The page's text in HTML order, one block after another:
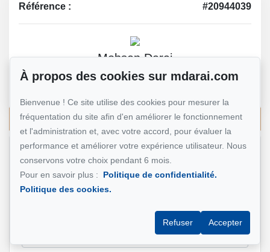
Référence : #20944039
Mohsen Darai
Courtier immobilier
Écrivez-moi un courriel
Nom et prénom*
À propos des cookies sur mdarai.com
Bienvenue ! Ce site utilise des cookies pour mesurer la
fréquentation du site afin d'en améliorer le fonctionnement
et l'administration et, avec votre accord, pour évaluer la
performance et améliorer votre expérience utilisateur. Nous
conservons votre choix pendant 6 mois.
Pour en savoir plus :
Politique de confidentialité.
Politique des cookies.
Refuser Accepter